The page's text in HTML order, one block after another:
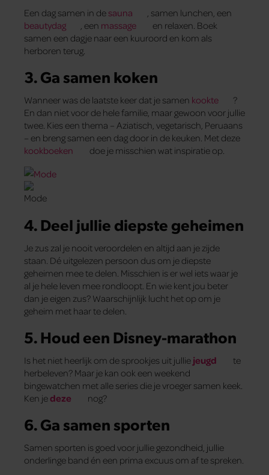
Een dag samen in desauna
, samen lunchen, een
beautydag
, een massage
en relaxen. Boek
samen een dagje naar een kuuroord en kom als
herboren terug.
3. Ga samen koken
Wanneer was de laatste keer dat je samen kookte
?
En dan niet voor de hele familie, maar gewoon voor jullie
twee. Kies een thema – Aziatisch, vegetarisch, Peruaans
– en breng samen een dag door in de keuken. Met deze
kookboeken
doe je misschien wat inspiratie op.
4. Deel jullie diepste geheimen
Je zus zal je nooit veroordelen en altijd aan je zijde
staan. Dé uitgelezen persoon dus om je diepste
geheimen mee te delen. Misschien is er wel iets waar je
al je hele leven mee rondloopt. En wie kent jou beter
dan je eigen zus? Waarschijnlijk lucht het op om je
geheim met haar te delen.
5. Houd een Disney-marathon
Is het niet heerlijk om de sprookjes uit jullie jeugd
te
herbeleven? Maar je kan ook een weekend
bingewatchen met alle series die je vroeger samen keek.
Ken jedeze nog?
6. Ga samen sporten
Samen sporten is goed voor jullie gezondheid, jullie
onderlinge band én een prima excuus om af te spreken.